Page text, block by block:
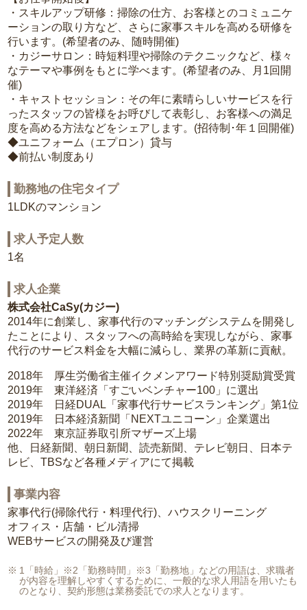
・スキルアップ研修：掃除の仕方、お客様とのコミュニケ
ーションの取り方など、さらに家事スキルを高める研修を
行います。(希望者のみ、随時開催)
・カジーサロン：時短料理や掃除のテクニックなど、様々
なテーマや事例をもとに学べます。(希望者のみ、月1回開
催)
・キャストセッション：その年に素晴らしいサービスを行
ったスタッフの皆様をお呼びして表彰し、お客様への満足
度を高める方法などをシェアします。(招待制･年１回開催)
◆ユニフォーム（エプロン）貸与
◆前払い制度あり
勤務地の住宅タイプ
1LDKのマンション
求人予定人数
1名
求人企業
株式会社CaSy(カジー)
2014年に創業し、家事代行のマッチングシステムを開発し
たことにより、スタッフへの高時給を実現しながら、家事
代行のサービス料金を大幅に減らし、業界の革新に貢献。
2018年 厚生労働省主催イクメンアワード特別奨励賞受賞
2019年 東洋経済「すごいベンチャー100」に選出
2019年 日経DUAL「家事代行サービスランキング」第1位
2019年 日本経済新聞「NEXTユニコーン」企業選出
2022年 東京証券取引所マザーズ上場
他、日経新聞、朝日新聞、読売新聞、テレビ朝日、日本テ
レビ、TBSなど各種メディアにて掲載
事業内容
家事代行(掃除代行・料理代行)、ハウスクリーニング
オフィス・店舗・ビル清掃
WEBサービスの開発及び運営
1「時給」※2「勤務時間」※3「勤務地」などの用語は、求職者
が内容を理解しやすくするために、一般的な求人用語を用いたも
のとなり、契約形態は業務委託での求人となります。